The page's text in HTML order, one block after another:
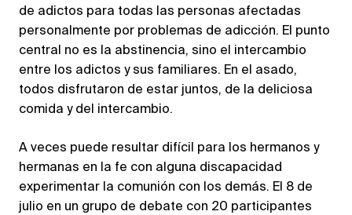
de adictos para todas las personas afectadas
personalmente por problemas de adicción. El punto
central no es la abstinencia, sino el intercambio
entre los adictos y sus familiares. En el asado,
todos disfrutaron de estar juntos, de la deliciosa
comida y del intercambio.
A veces puede resultar difícil para los hermanos y
hermanas en la fe con alguna discapacidad
experimentar la comunión con los demás. El 8 de
julio en un grupo de debate con 20 participantes